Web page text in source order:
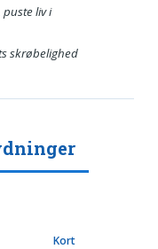
liv i
skrøbelighed
Kort